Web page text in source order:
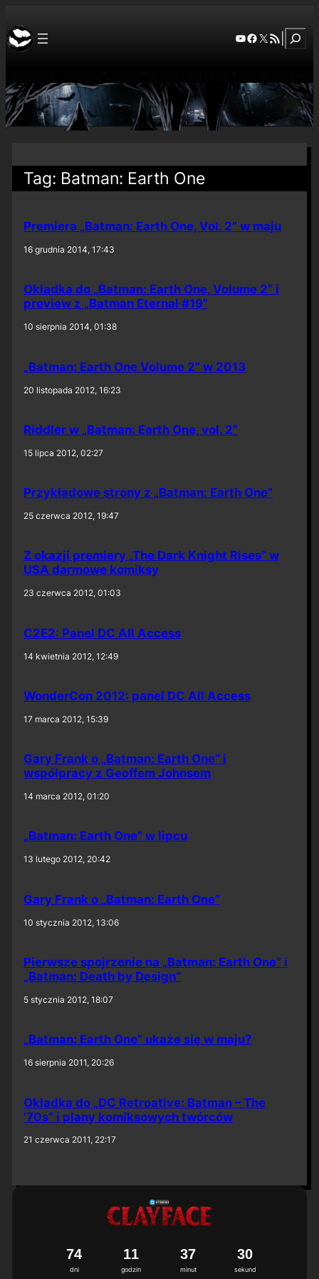
YouTube
Facebook
X RSS Feed
Tag: Batman: Earth One
Premiera „Batman: Earth One, Vol. 2” w maju
16 grudnia 2014, 17:43
Okładka do „Batman: Earth One, Volume 2” i
preview z „Batman Eternal #19”
10 sierpnia 2014, 01:38
„Batman: Earth One Volume 2” w 2013
20 listopada 2012, 16:23
Riddler w „Batman: Earth One, vol. 2”
15 lipca 2012, 02:27
Przykładowe strony z „Batman: Earth One”
25 czerwca 2012, 19:47
Z okazji premiery „The Dark Knight Rises” w
USA darmowe komiksy
23 czerwca 2012, 01:03
C2E2: Panel DC All Access
14 kwietnia 2012, 12:49
WonderCon 2012: panel DC All Access
17 marca 2012, 15:39
Gary Frank o „Batman: Earth One” i
współpracy z Geoffem Johnsem
14 marca 2012, 01:20
„Batman: Earth One” w lipcu
13 lutego 2012, 20:42
Gary Frank o „Batman: Earth One”
10 stycznia 2012, 13:06
Pierwsze spojrzenie na „Batman: Earth One” i
„Batman: Death by Design”
5 stycznia 2012, 18:07
„Batman: Earth One” ukaże się w maju?
16 sierpnia 2011, 20:26
Okładka do „DC Retroative: Batman – The
’70s” i plany komiksowych twórców
21 czerwca 2011, 22:17
dni
74
godzin
11
minut
37
sekund
2
39
0